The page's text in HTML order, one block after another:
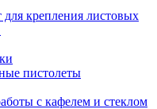
крепления листовых
пистолеты
с кафелем и стеклом